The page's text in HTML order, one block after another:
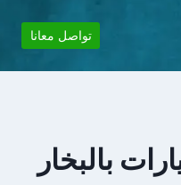
تواصل معانا
بالبخار